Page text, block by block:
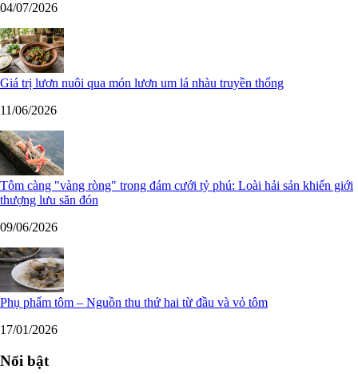
04/07/2026
Giá trị lươn nuôi qua món lươn um lá nhàu truyền thống
11/06/2026
Tôm càng "vàng ròng" trong đám cưới tỷ phú: Loài hải sản khiến giới
thượng lưu săn đón
09/06/2026
Phụ phẩm tôm – Nguồn thu thứ hai từ đầu và vỏ tôm
17/01/2026
Nổi bật